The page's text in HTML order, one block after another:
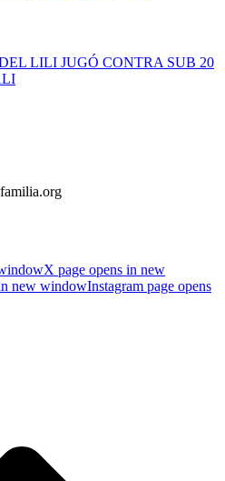
LILI JUGÓ CONTRA SUB 20
X page opens in new
new windowInstagram page opens